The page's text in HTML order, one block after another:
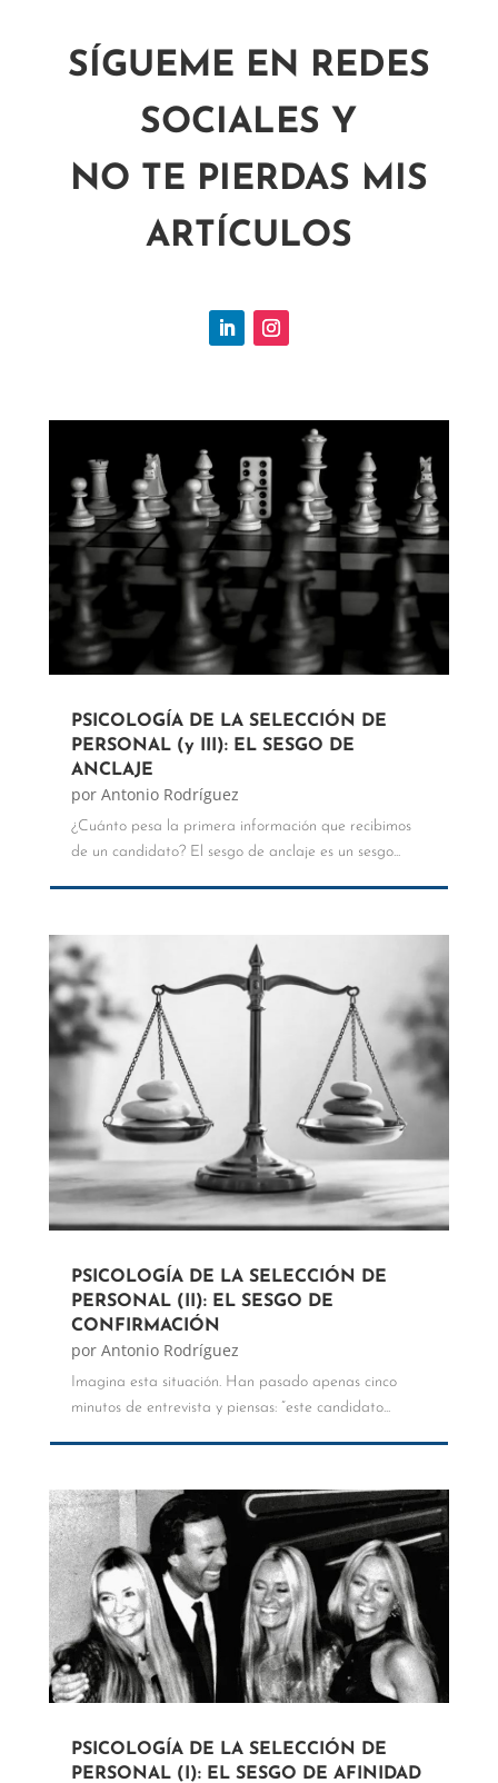
SÍGUEME EN REDES
SOCIALES Y
NO TE PIERDAS MIS
ARTÍCULOS
PSICOLOGÍA DE LA SELECCIÓN DE
PERSONAL (y III): EL SESGO DE
ANCLAJE
por Antonio Rodríguez
¿Cuánto pesa la primera información que recibimos
de un candidato? El sesgo de anclaje es un sesgo...
PSICOLOGÍA DE LA SELECCIÓN DE
PERSONAL (II): EL SESGO DE
CONFIRMACIÓN
por Antonio Rodríguez
Imagina esta situación. Han pasado apenas cinco
minutos de entrevista y piensas: “este candidato...
PSICOLOGÍA DE LA SELECCIÓN DE
PERSONAL (I): EL SESGO DE AFINIDAD